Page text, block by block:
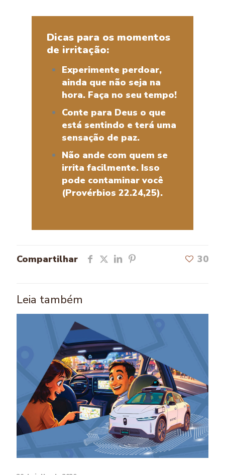
Dicas para os momentos
de irritação:
Experimente perdoar,
ainda que não seja na
hora. Faça no seu tempo!
Conte para Deus o que
está sentindo e terá uma
sensação de paz.
Não ande com quem se
irrita facilmente. Isso
pode contaminar você
(Provérbios 22.24,25).
Compartilhar 30
Leia também